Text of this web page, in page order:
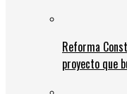
Reforma
proyecto que